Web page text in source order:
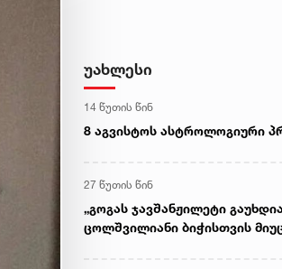
უახლესი
14 წუთის წინ
8 აგვისტოს ასტროლოგიური
27 წუთის წინ
„გოგას ჯავშანჟილეტი
ცოლშვილიანი ბიჭისთვის